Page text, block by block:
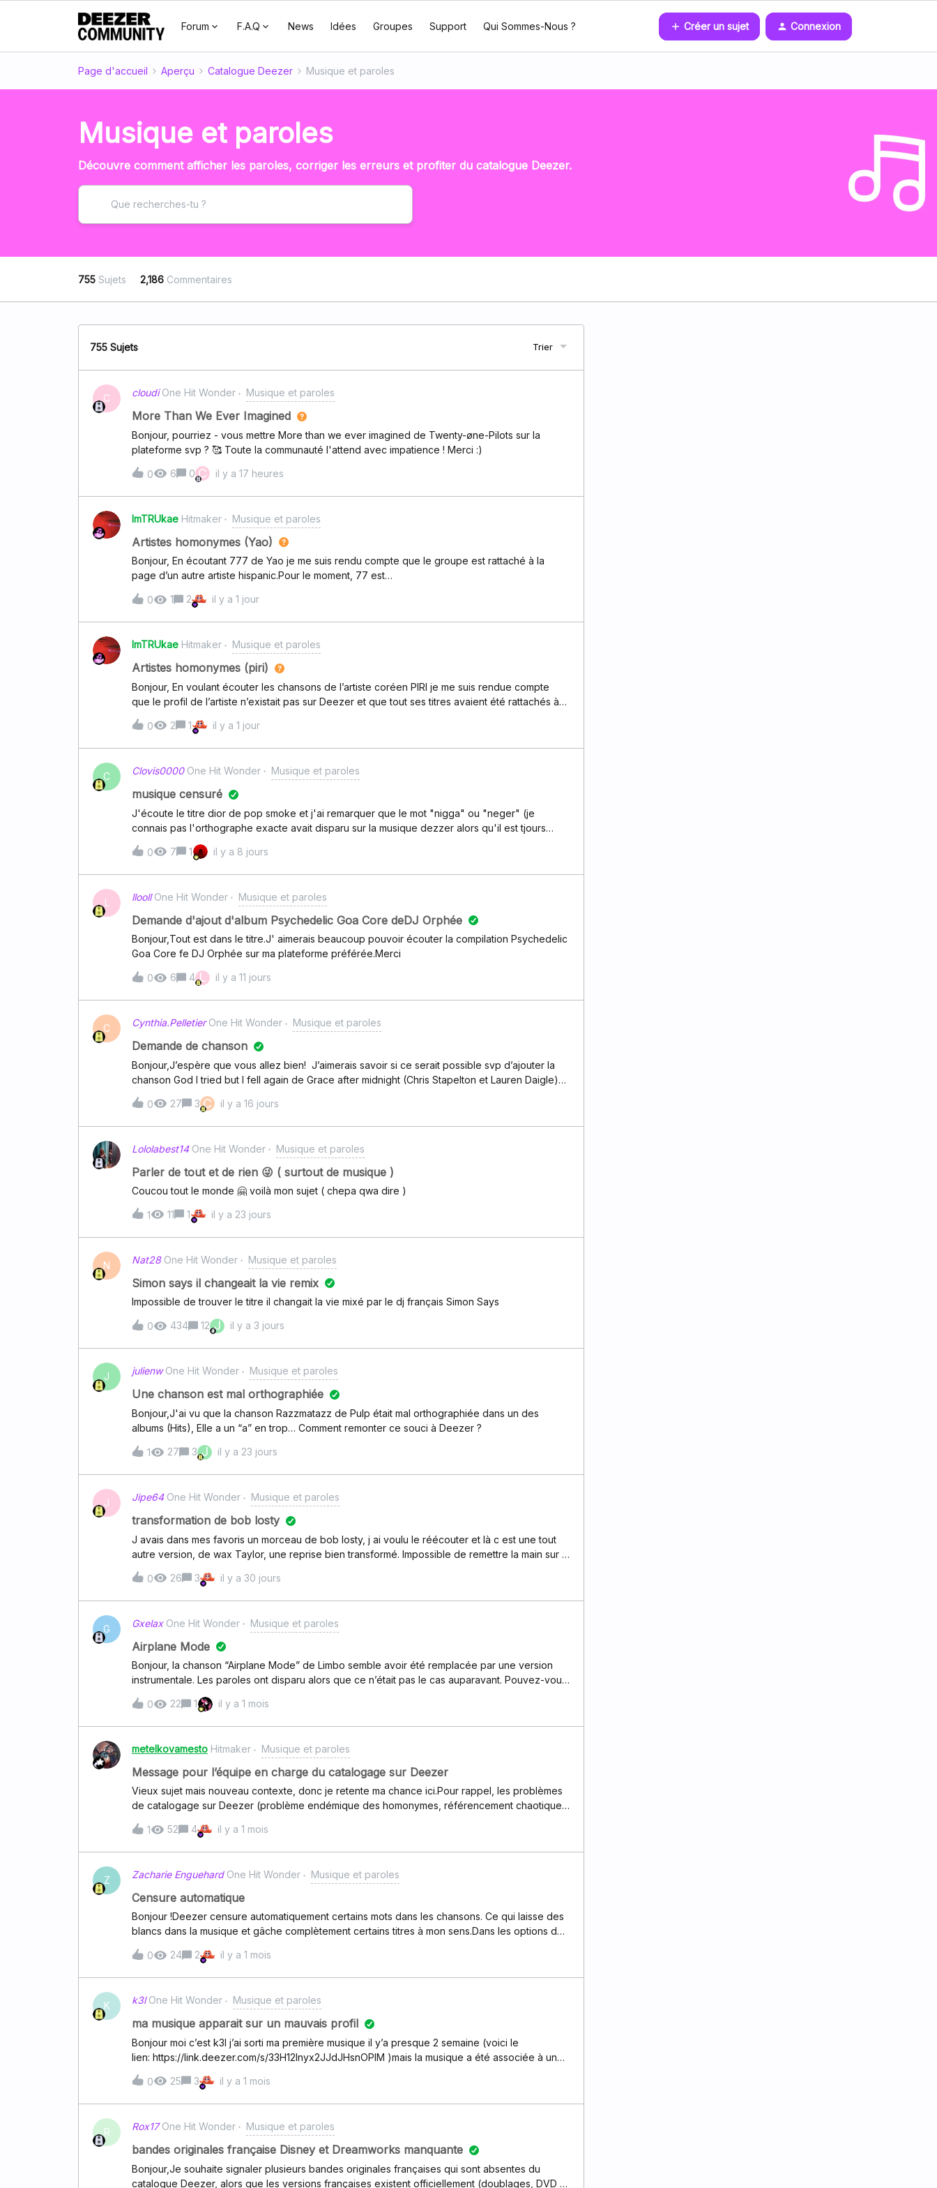
Forum F.A.Q News Idées Groupes Support Qui Sommes-Nous ? Créer un sujet Connexion
Page d'accueil Aperçu Catalogue Deezer Musique et paroles
Musique et paroles
Découvre comment afficher les paroles, corriger les erreurs et profiter du catalogue Deezer.
755 Sujets 2,186 Commentaires
755 Sujets Trier
C cloudi One Hit Wonder Musique et paroles
More Than We Ever Imagined
Bonjour, pourriez - vous mettre More than we ever imagined de Twenty-øne-Pilots sur la
plateforme svp ? 🥰 Toute la communauté l'attend avec impatience ! Merci :)
0 6 0 C il y a 17 heures
ImTRUkae Hitmaker Musique et paroles
Artistes homonymes (Yao)
Bonjour, En écoutant 777 de Yao je me suis rendu compte que le groupe est rattaché à la
page d’un autre artiste hispanic.Pour le moment, 77 est
nouveau projet, un super groupe (composé de ook, awitch, paledusk &amp; chico
carlito) Merci !
0 1 2 il y a 1 jour
ImTRUkae Hitmaker Musique et paroles
Artistes homonymes (piri)
Bonjour, En voulant écouter les chansons de l’artiste coréen PIRI je me suis rendue compte
que le profil de l’artiste n’existait pas sur Deezer et que tout ses titres avaient été rattachés à
un autre artiste portant le même nom que lui .. Résultat quand on veut écouter ses musiques on
doit chercher lesquelles sont de lui. Est ce qu’il serait possible de régler cela en lui créant son
profil artiste avec ses sons, svp ? Et en profiter pour l’écrire comme il se doit (PIRI et pas
éléments suivant sont de lui : albums : Judgement, Desecration EPs : Resurrection Singles :
Illusion, 600, Piri’s Farm (qui est d’ailleurs un EP ?), Piri’s Farm 2 (idem) Compilations : Featured
in : Bloodbath
0 2 1 il y a 1 jour
C Clovis0000 One Hit Wonder Musique et paroles
musique censuré
J'écoute le titre dior de pop smoke et j'ai remarquer que le mot "nigga" ou "neger" (je
connais pas l'orthographe exacte avait disparu sur la musique dezzer alors qu'il est tjours
dans les parole et sur les autres plateformes,Est ce normal et pourquoi ?
0
7 1 il y a 8 jours
L llooll One Hit Wonder Musique et paroles
Demande d'ajout d'album Psychedelic Goa Core deDJ Orphée
Bonjour,Tout est dans le titre.J' aimerais beaucoup pouvoir écouter la compilation Psychedelic
Goa Core fe DJ Orphée sur ma plateforme préférée.Merci
0 6 4 L il y a 11 jours
C Cynthia.Pelletier One Hit Wonder Musique et paroles
Demande de chanson
Bonjour,J’espère que vous allez bien! J’aimerais savoir si ce serait possible svp d’ajouter la
chanson God I tried but I fell again de Grace after midnight (Chris Stapelton et Lauren Daigle)
svp?
0
27 3 C il y a 16 jours
Lololabest14 One Hit Wonder Musique et paroles
Parler de tout et de rien 😜 ( surtout de musique )
Coucou tout le monde 🤗 voilà mon sujet ( chepa qwa dire )
1 11 1 il y a 23 jours
N Nat28 One Hit Wonder Musique et paroles
Simon says il changeait la vie remix
Impossible de trouver le titre il changait la vie mixé par le dj français Simon Says
0 434 12 J il y a 3 jours
J julienw One Hit Wonder Musique et paroles
Une chanson est mal orthographiée
Bonjour,J'ai vu que la chanson Razzmatazz de Pulp était mal orthographiée dans un des
albums (Hits), Elle a un “a” en trop… Comment remonter ce souci à Deezer ?
1 27 3 J il y a 23 jours
J Jipe64 One Hit Wonder Musique et paroles
transformation de bob losty
J avais dans mes favoris un morceau de bob losty, j ai voulu le réécouter et là c est une tout
autre version, de wax Taylor, une reprise bien transformé. Impossible de remettre la main sur l
original sur deezer. L album nadine waxstory a disparu. Il est pourtant encore disponible sur d
autres plate-forme.
0 26 3 il y a 30 jours
G Gxelax One Hit Wonder Musique et paroles
Airplane Mode
Bonjour, la chanson “Airplane Mode” de Limbo semble avoir été remplacée par une version
instrumentale. Les paroles ont disparu alors que ce n’était pas le cas auparavant. Pouvez-vous
vérifier s’il s’agit d’une erreur de catalogue ou d’un problème de fichier audio ?(ps:j’en ai
strictement besoin pour dormir s’il vous plaît )
0 22 1 il y a 1 mois
metelkovamesto Hitmaker Musique et paroles
Message pour l’équipe en charge du catalogage sur Deezer
Vieux sujet mais nouveau contexte, donc je retente ma chance ici.Pour rappel, les problèmes
de catalogage sur Deezer (problème endémique des homonymes, référencement chaotique
été pour moi le gros point faible de Deezer par rapport à la concurrence, et je me suis
souvent exprimée à ce sujet sur ce forum.Mais je n’ai jamais obtenu de réponse, autre qu’un
mais bon c’est compliqué… » (réponse faite par une ancienne community manager il y a cinq
ans, mais depuis plus de nouvelles, malgré diverses tentatives de relance).J’ai donc été
vraiment très intéressée de pouvoir lire ce long article (transcription d’un podcast-maison de
Deezer, qui apparemment date déjà de 2023, mais je viens juste de tomber dessus), dans
lequel des personnes qui sont (ou du moins qui étaient alors) en charge de ces questions en
interne
1 52 4 il y a 1 mois
Z Zacharie Enguehard One Hit Wonder Musique et paroles
Censure automatique
Bonjour !Deezer censure automatiquement certains mots dans les chansons. Ce qui laisse des
blancs dans la musique et gâche complètement certains titres à mon sens.Dans les options de
rapport à la censure à l'intérieur des chansons. Avez vous une solution pour pouvoir écouter
les chansons sans la censure ? Merci,Zacharie
0 24 2 il y a 1 mois
K k3l One Hit Wonder Musique et paroles
ma musique apparait sur un mauvais profil
Bonjour moi c’est k3l j’ai sorti ma première musique il y’a presque 2 semaine (voici le
lien: https://link.deezer.com/s/33H12Inyx2JJdJHsnOPlM )mais la musique a été associée à un
profil déjà existant qui est celui ci : https://link.deezer.com/s/33H12IwervTYX9YMPa8HAje
voudrais savoir comment je pourrais avoir mon propre profil?
0 25 3 il y a 1 mois
R Rox17 One Hit Wonder Musique et paroles
bandes originales française Disney et Dreamworks manquante
Bonjour,Je souhaite signaler plusieurs bandes originales françaises qui sont absentes du
catalogue Deezer, alors que les versions françaises existent officiellement (doublages, DVD et